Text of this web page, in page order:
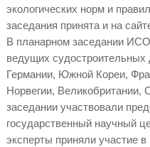
экологических норм и
заседания принята и на
В планарном заседании
ведущих
Германии, Южной Кореи,
Норвегии,
заседании участвовали
государственный научный
эксперты приняли участие